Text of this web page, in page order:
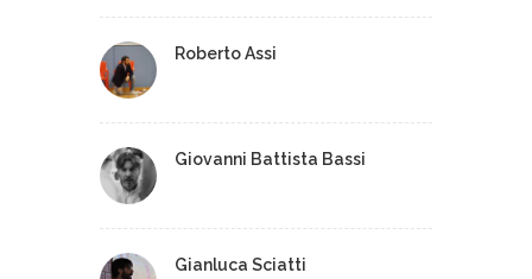
Roberto Assi
Giovanni Battista Bassi
Gianluca Sciatti